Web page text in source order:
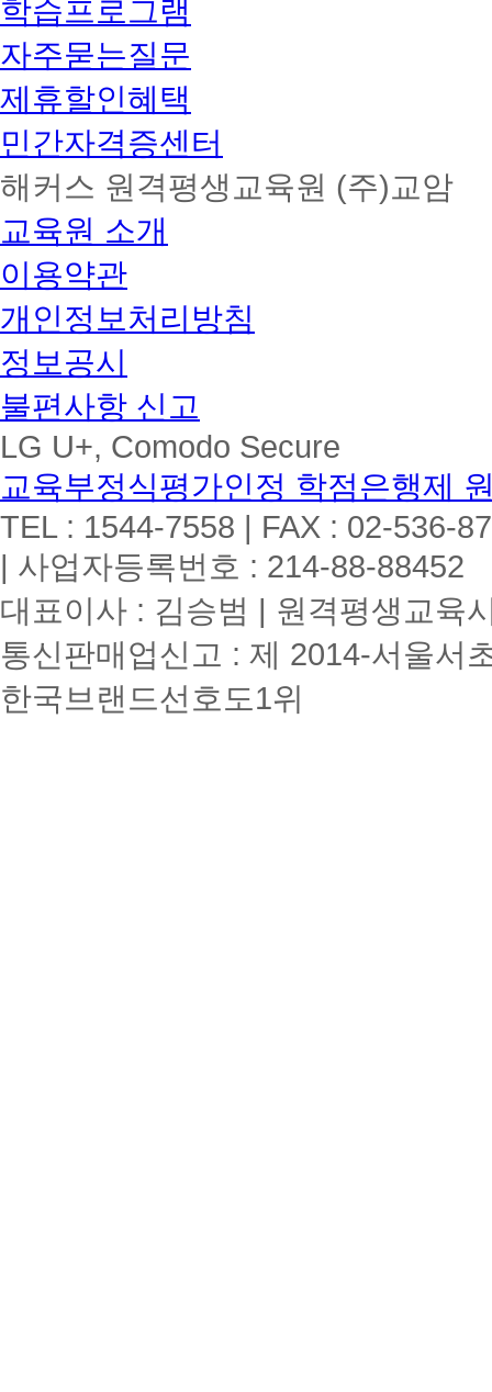
학습프로그램
자주묻는질문
제휴할인혜택
민간자격증센터
해커스 원격평생교육원 (주)교암
교육원 소개
이용약관
개인정보처리방침
정보공시
불편사항 신고
LG U+, Comodo Secure
교육부정식평가인정 학점은행제
TEL : 1544-7558 | FAX : 02-536-
| 사업자등록번호 : 214-88-88452
대표이사 : 김승범 | 원격평생교육
통신판매업신고 : 제 2014-서울서
한국브랜드선호도1위